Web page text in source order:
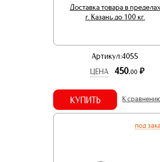
Доставка товара в пределах
г. Казань до 100 кг.
Артикул:4055
ЦЕНА
450.00 р.
КУПИТЬ К
под